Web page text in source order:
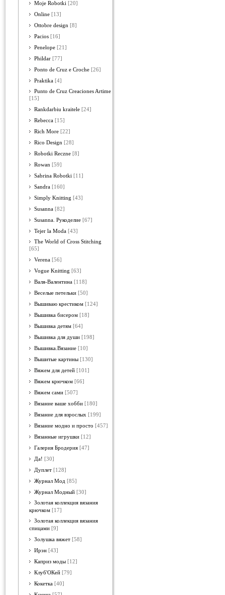
Moje Robotki [20]
Online [13]
Ottobre design [8]
Pacios [16]
Penelope [21]
Phildar [77]
Ponto de Cruz e Croche [26]
Praktika [4]
Punto de Cruz Creaciones Artime
[15]
Rankdarbiu kraitele [24]
Rebecca [15]
Rich More [22]
Rico Design [28]
Robotki Reczne [8]
Rowan [59]
Sabrina Robotki [11]
Sandra [160]
Simply Knitting [43]
Susanna [82]
Susanna. Рукоделие [67]
Tejer la Moda [43]
The World of Cross Stitching
[65]
Verena [56]
Vogue Knitting [63]
Валя-Валентина [118]
Веселые петельки [50]
Вышиваю крестиком [124]
Вышивка бисером [18]
Вышивка детям [64]
Вышивка для души [198]
Вышивка.Вязание [10]
Вышитые картины [130]
Вяжем для детей [101]
Вяжем крючком [66]
Вяжем сами [507]
Вязание ваше хобби [180]
Вязание для взрослых [199]
Вязание модно и просто [457]
Вязанные игрушки [12]
Галерия Бродерия [47]
Да! [30]
Дуплет [128]
Журнал Мод [85]
Журнал Модный [30]
Золотая коллекция вязания
крючком [17]
Золотая коллекция вязания
спицами [9]
Золушка вяжет [58]
Ирэн [43]
Каприз моды [12]
Клуб'ОКей [79]
Кокетка [40]